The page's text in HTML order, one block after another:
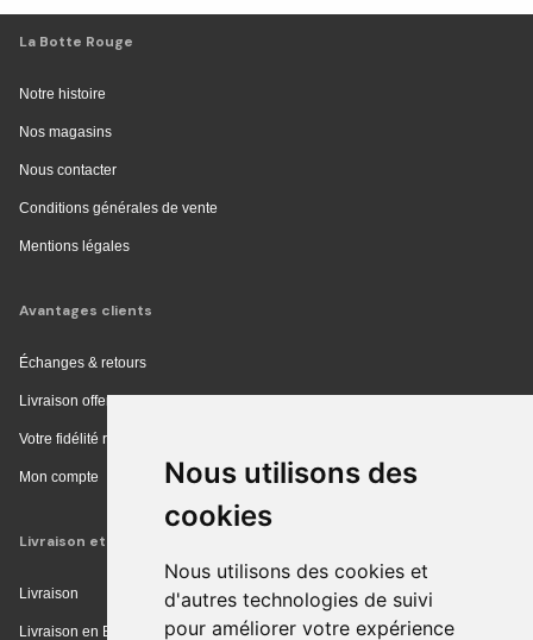
Nous utilisons des
cookies
Nous utilisons des cookies et
d'autres technologies de suivi
pour améliorer votre expérience
La Botte Rouge
Notre histoire
Nos magasins
Nous contacter
Conditions générales de vente
Mentions légales
Avantages clients
Échanges & retours
Livraison offerte en magasin
Votre fidélité récompensée
Mon compte
Livraison et achat
Livraison
Livraison en Europe